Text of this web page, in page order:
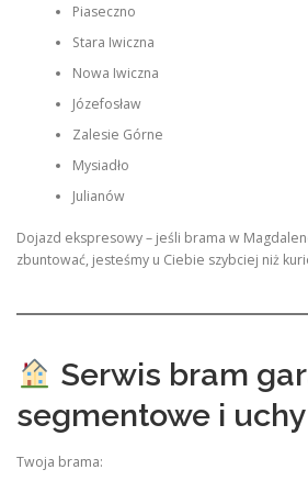
Piaseczno
Stara Iwiczna
Nowa Iwiczna
Józefosław
Zalesie Górne
Mysiadło
Julianów
Dojazd ekspresowy – jeśli brama w
zbuntować, jesteśmy u Ciebie szybciej niż
Serwis bram
segmentowe i
Twoja brama: